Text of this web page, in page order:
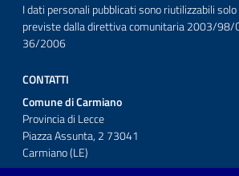
I dati personali pubblicati sono riutilizzabili solo
previste dalla direttiva comunitaria 2003/98/
36/2006
CONTATTI
Comune di Carmiano
Provincia di Lecce
Piazza Assunta, 2 73041
Carmiano (LE)